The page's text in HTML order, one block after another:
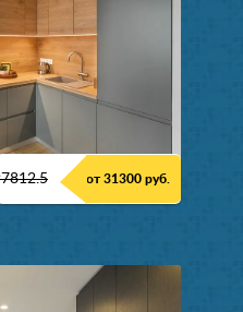
от 31300 руб.